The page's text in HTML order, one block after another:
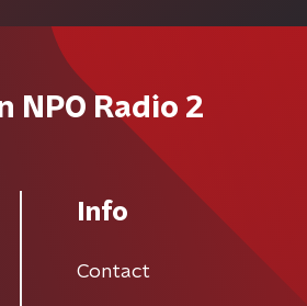
NPO Radio 2
Info
Contact